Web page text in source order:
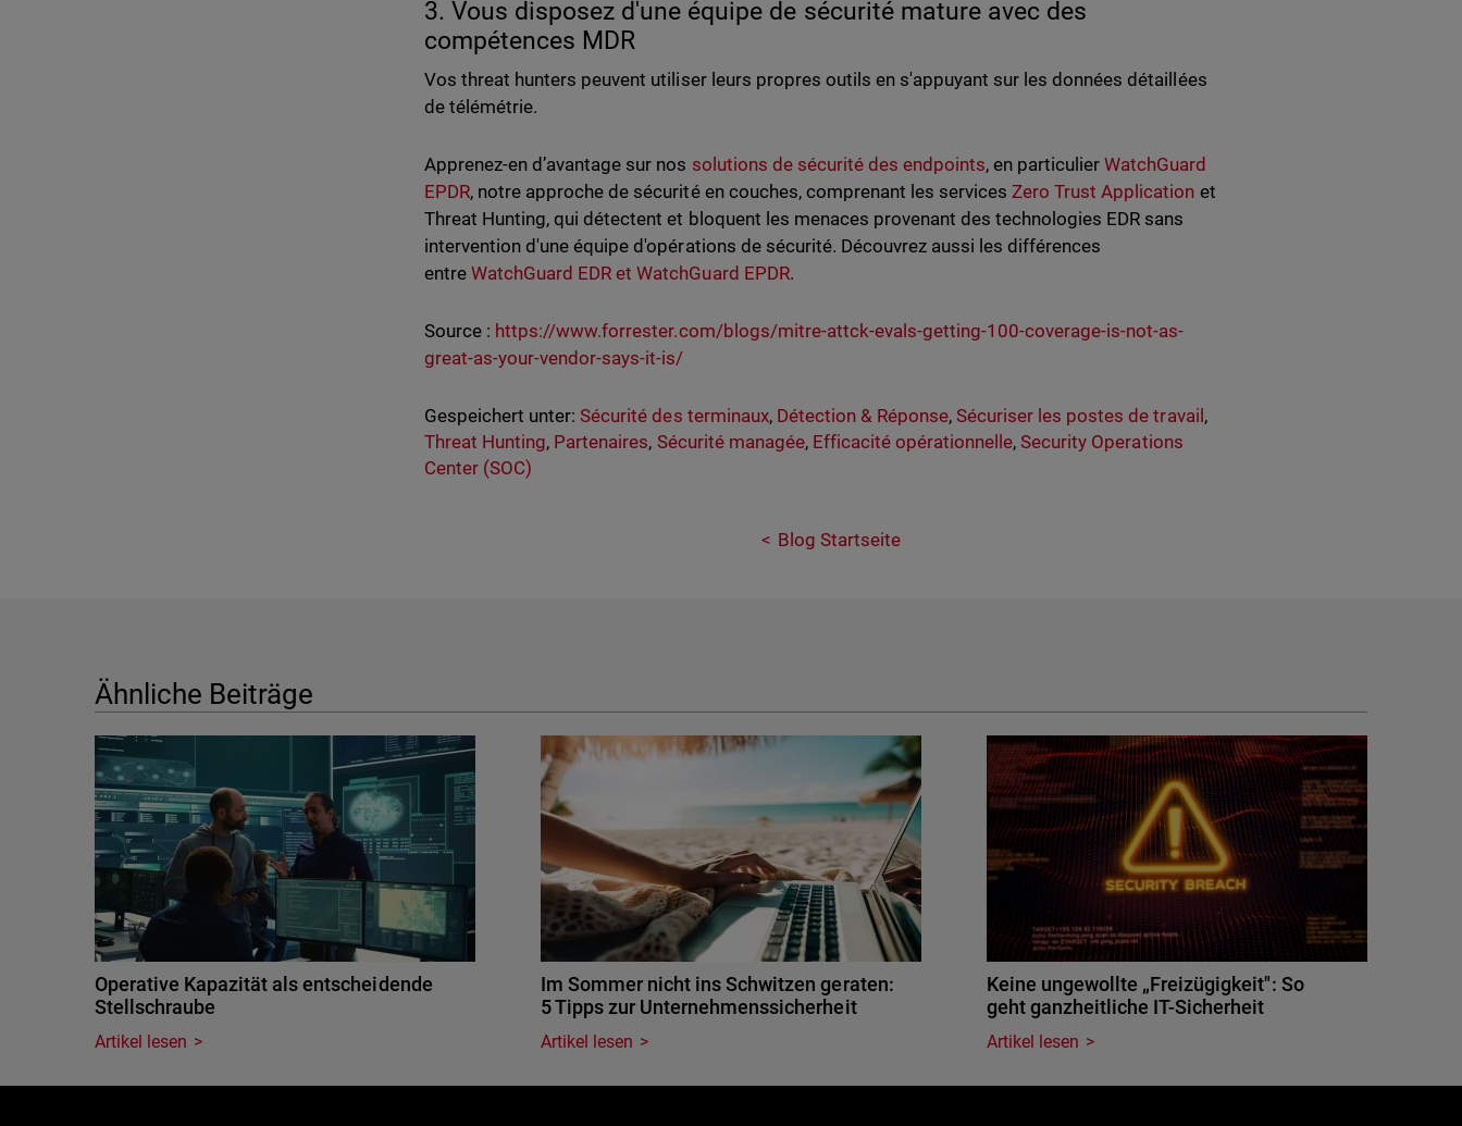
3. Vous disposez d'une équipe de sécurité mature avec des
compétences MDR
Vos threat hunters peuvent utiliser leurs propres outils en s'appuyant sur les données détaillées
de télémétrie.
Apprenez-en d’avantage sur nos solutions de sécurité des endpoints, en particulierWatchGuard
EPDR, notre approche de sécurité en couches, comprenant les servicesZero Trust Application et
Threat Hunting, qui détectent et bloquent les menaces provenant des technologies EDR sans
intervention d'une équipe d'opérations de sécurité. Découvrez aussi les différences
entreWatchGuard EDR et WatchGuard EPDR.
Source : https://www.forrester.com/blogs/mitre-attck-evals-getting-100-coverage-is-not-as-
great-as-your-vendor-says-it-is/
Gespeichert unter: Sécurité des terminaux, Détection & Réponse,Sécuriser les postes de travail ,
Threat Hunting, Partenaires, Sécurité managée, Efficacité opérationnelle,Security Operations
Center (SOC)
Blog Startseite
Ähnliche Beiträge
Operative Kapazität als entscheidende
Stellschraube
Artikel lesen
Im Sommer nicht ins Schwitzen geraten:
5 Tipps zur Unternehmenssicherheit
Artikel lesen
Keine ungewollte „Freizügigkeit": So
geht ganzheitliche IT-Sicherheit
Artikel lesen